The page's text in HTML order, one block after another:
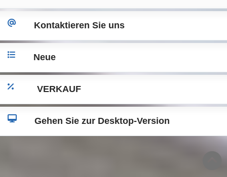
Kontaktieren Sie uns
Neue
VERKAUF
Gehen Sie zur Desktop-Version